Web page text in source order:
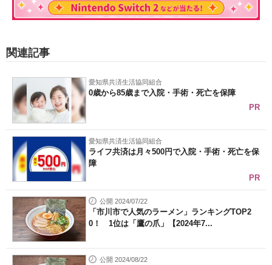
関連記事
愛知県共済生活協同組合
0歳から85歳まで入院・手術・死亡を保障
PR
愛知県共済生活協同組合
ライフ共済は月々500円で入院・手術・死亡を保
障
PR
公開 2024/07/22
「市川市で人気のラーメン」ランキングTOP2
0！ 1位は「鷹の爪」【2024年7...
公開 2024/08/22